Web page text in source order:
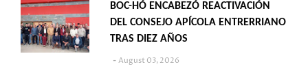
BOC-HÓ ENCABEZÓ REACTIVACIÓN
DEL CONSEJO APÍCOLA ENTRERRIANO
TRAS DIEZ AÑOS
August 03, 2026